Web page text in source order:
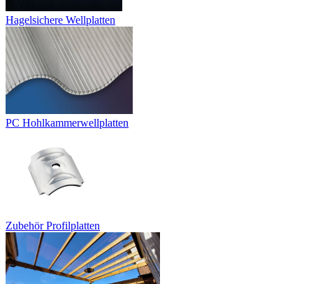
Hagelsichere Wellplatten
PC Hohlkammerwellplatten
Zubehör Profilplatten